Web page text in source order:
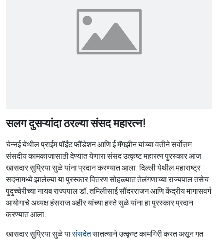
सलग दुसऱ्यांदा ठरल्या संसद महारत्न!
चेन्नई येथील प्राईम पॉईंट फौंडेशन आणि ई मॅगझीन यांच्या वतीने सर्वोत्तम
संसदीय कामकाजासाठी देण्यात येणारा संसद उत्कृष्ट महारत्न पुरस्कार आज
खासदार सुप्रिया सुळे यांना प्रदान करण्यात आला. दिल्ली येथील महाराष्ट्र
सदनामध्ये झालेल्या या पुरस्कार वितरण सोहळ्यात तेलंगणाच्या राज्यपाल तसेच
पुदुच्चेरीच्या नायब राज्यपाल डॉ. तमिलीसाई सौंदरराजन आणि केंद्रीय मागासवर्ग
आयोगाचे अध्यक्ष हंसराज अहीर यांच्या हस्ते सुळे यांना हा पुरस्कार प्रदान
करण्यात आला.
खासदार सुप्रिया सुळे यासंसदेतसातत्याने उत्कृष्ट कामगिरी करत असून गत